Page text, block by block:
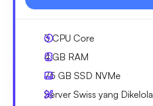
3CPU Core
4 GB RAM
75 GB SSD NVMe
Server Swiss yang Dikelola